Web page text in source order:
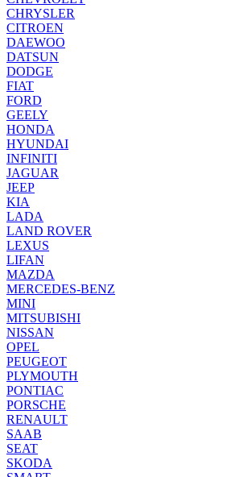
CHRYSLER
CITROEN
DAEWOO
DATSUN
DODGE
FIAT
FORD
GEELY
HONDA
HYUNDAI
INFINITI
JAGUAR
JEEP
KIA
LADA
LAND ROVER
LEXUS
LIFAN
MAZDA
MERCEDES-BENZ
MINI
MITSUBISHI
NISSAN
OPEL
PEUGEOT
PLYMOUTH
PONTIAC
PORSCHE
RENAULT
SAAB
SEAT
SKODA